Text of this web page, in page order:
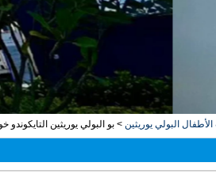
البولي يوريثين > بو البولي يوريثين